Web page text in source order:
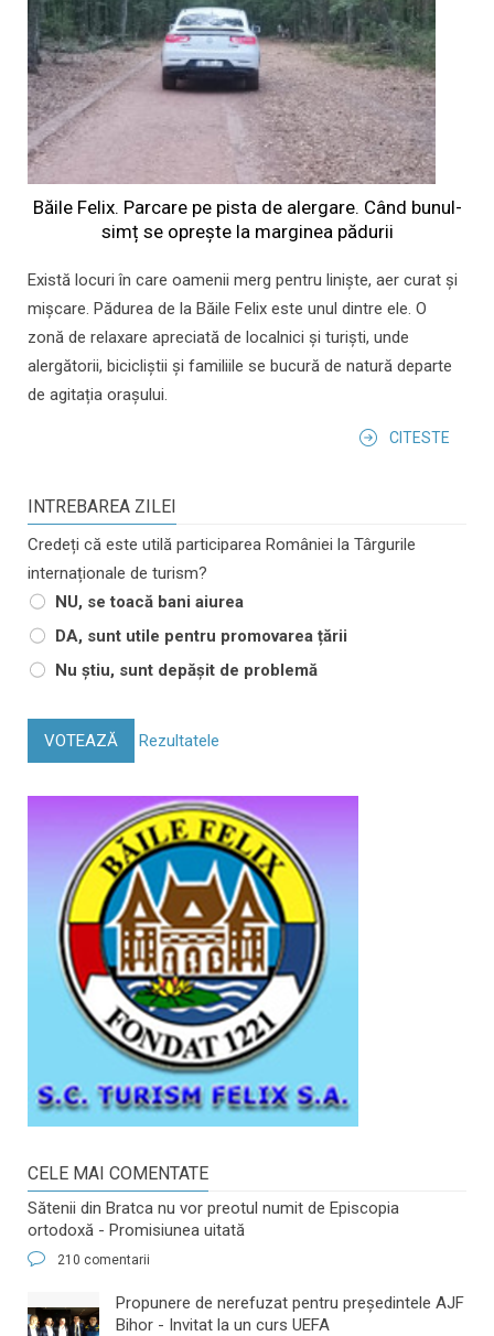
Băile Felix. Parcare pe pista de alergare. Când bunul-
simț se oprește la marginea pădurii
Există locuri în care oamenii merg pentru liniște, aer curat și
mișcare. Pădurea de la Băile Felix este unul dintre ele. O
zonă de relaxare apreciată de localnici și turiști, unde
alergătorii, bicicliștii și familiile se bucură de natură departe
de agitația orașului.
CITESTE
INTREBAREA ZILEI
Credeți că este utilă participarea României la Târgurile
internaționale de turism?
NU, se toacă bani aiurea
DA, sunt utile pentru promovarea țării
Nu știu, sunt depășit de problemă
VOTEAZĂ Rezultatele
CELE MAI COMENTATE
Sătenii din Bratca nu vor preotul numit de Episcopia
ortodoxă - Promisiunea uitată
210 comentarii
​Propunere de nerefuzat pentru preşedintele AJF
Bihor - Invitat la un curs UEFA